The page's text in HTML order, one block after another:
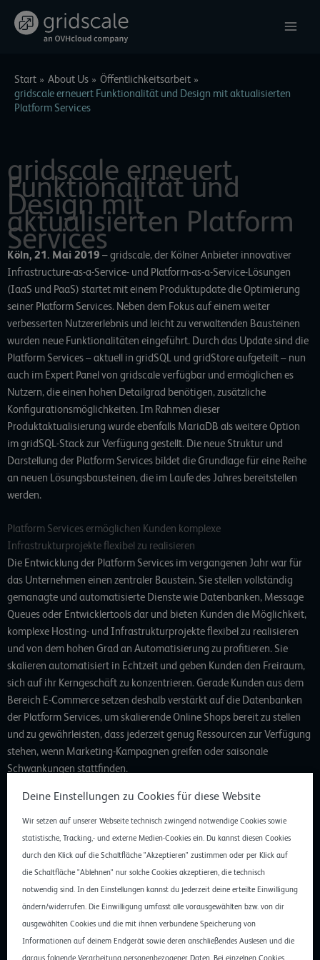
Inhalt
Start About Us
Öffentlichkeitsarbeit
gridscale erneuert Funktionalität und Design mit aktualisierten
Platform Services
gridscale erneuert
Funktionalität und
Design mit
aktualisierten Platform
Services
Köln, 21. Mai 2019 – gridscale, der Kölner Anbieter innovativer
Infrastructure-as-a-Service- und Platform-as-a-Service-Lösungen
(IaaS und PaaS) startet mit einem Produktupdate die Optimierung
seiner Platform Services. Neben dem Fokus auf einem weiter
verbesserten Nutzererlebnis und leicht zu verwaltenden Bausteinen
wurden neue Funktionalitäten eingeführt. Durch das Update sind die
Platform Services – aktuell in gridSQL und gridStore aufgeteilt – nun
auch im Expert Panel von gridscale verfügbar und ermöglichen es
Nutzern, die einen hohen Detailgrad benötigen, zusätzliche
Konfigurationsmöglichkeiten. Im Rahmen dieser
Produktaktualisierung wurde ebenfalls MariaDB als weitere Option
im gridSQL-Stack zur Verfügung gestellt. Die neue Struktur und
Darstellung der Platform Services bildet die Grundlage für eine Reihe
an neuen Lösungsbausteinen, die im Laufe des Jahres bereitstellen
werden.
Platform Services ermöglichen Kunden komplexe
Infrastrukturprojekte flexibel zu realisieren
Die Entwicklung der Platform Services im vergangenen Jahr war für
das Unternehmen einen zentraler Baustein. Sie stellen vollständig
gemanagte und automatisierte Dienste wie Datenbanken, Message
Queues oder Entwicklertools dar und bieten Kunden die Möglichkeit,
komplexe Hosting- und Infrastrukturprojekte flexibel zu realisieren
und von dem hohen Grad an Automatisierung zu profitieren. Sie
skalieren automatisiert in Echtzeit und geben Kunden den Freiraum,
sich auf ihr Kerngeschäft zu konzentrieren. Gerade Kunden aus dem
Bereich E-Commerce setzen deshalb verstärkt auf die Datenbanken
der Platform Services, um skalierende Online Shops bereit zu stellen
und zu gewährleisten, dass jederzeit genug Ressourcen zur Verfügung
stehen, wenn Marketing-Kampagnen greifen oder saisonale
Schwankungen stattfinden.
“Die Anforderungen an die IT-Infrastruktur unserer eCommerce-
Kunden sind außerordentlich variabel und nur in Ausnahmen – wie
bei großangelegten Marketing-Kampagnen – planbar. Die Platform
Services von gridscale lassen diese Herausforderung aber in
Vergessenheit geraten”, sagt Lars Leuchter, Geschäftsführer der
AIXPRO GmbH. “Da wir als Kunde in einem kontinuierlichen Prozess
direktes Feedback einbringen können ist auch gewährleistet, dass das
Update der Platform Services uns einen weiteren Schritt nach vorne
bringt.”
Deine Einstellungen zu Cookies für diese Website
Wir setzen auf unserer Webseite technisch zwingend notwendige Cookies sowie
statistische, Tracking,- und externe Medien-Cookies ein. Du kannst diesen Cookies
durch den Klick auf die Schaltfläche "Akzeptieren" zustimmen oder per Klick auf
die Schaltfläche "Ablehnen" nur solche Cookies akzeptieren, die technisch
notwendig sind. In den Einstellungen kannst du jederzeit deine erteilte Einwilligung
ändern/widerrufen. Die Einwilligung umfasst alle vorausgewählten bzw. von dir
ausgewählten Cookies und die mit ihnen verbundene Speicherung von
Informationen auf deinem Endgerät sowie deren anschließendes Auslesen und die
daraus folgende Verarbeitung personenbezogener Daten. Bei einzelnen Cookies